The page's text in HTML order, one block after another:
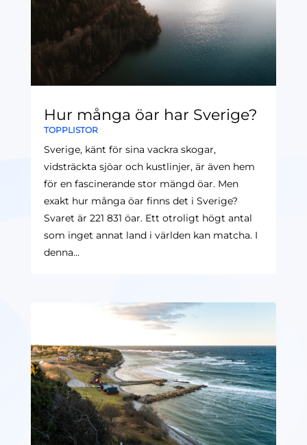
Hur många öar har Sverige?
TOPPLISTOR
Sverige, känt för sina vackra skogar,
vidsträckta sjöar och kustlinjer, är även hem
för en fascinerande stor mängd öar. Men
exakt hur många öar finns det i Sverige?
Svaret är 221 831 öar. Ett otroligt högt antal
som inget annat land i världen kan matcha. I
denna...